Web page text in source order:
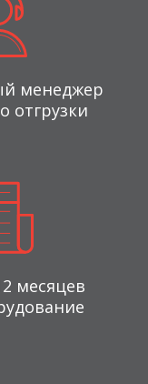
менеджер
отгрузки
месяцев